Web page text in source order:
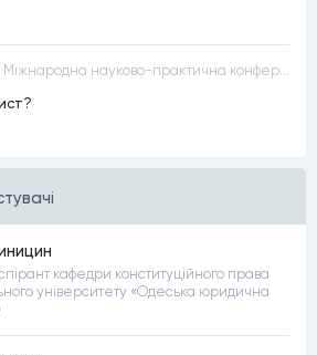
22 червня відбудеться Міжнародна науково-практична конференція “Конституційна демократія в умовах загроз територіальній цілісності та національній безпеці”
кафедри конституційного права
університету «Одеська юридична